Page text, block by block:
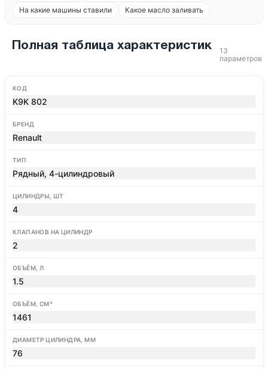
На какие машины ставили
Какое масло заливать
Полная таблица характеристик
13
параметров
КОД
K9K 802
БРЕНД
Renault
ТИП
Рядный, 4-цилиндровый
ЦИЛИНДРЫ, ШТ
4
КЛАПАНОВ НА ЦИЛИНДР
2
ОБЪЁМ, Л
1.5
ОБЪЁМ, СМ³
1461
ДИАМЕТР ЦИЛИНДРА, ММ
76